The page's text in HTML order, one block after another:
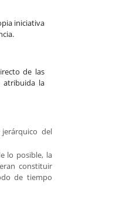
iniciativa
de las
atribuida la
del
lo posible, la
constituir
de tiempo